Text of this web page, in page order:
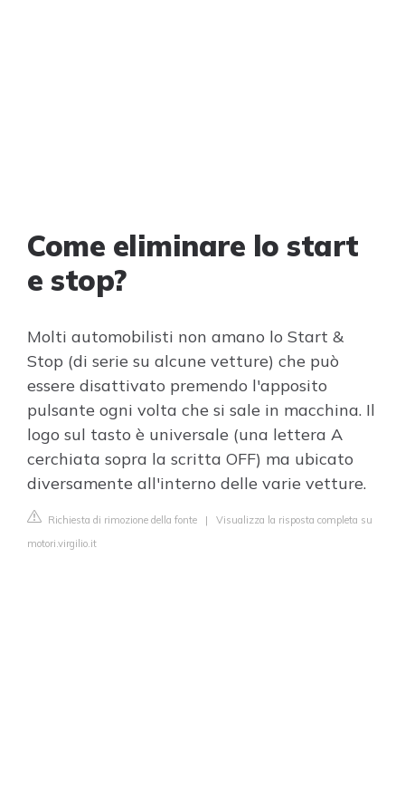
Come eliminare lo start
e stop?
Molti automobilisti non amano lo Start &
Stop (di serie su alcune vetture) che può
essere disattivato premendo l'apposito
pulsante ogni volta che si sale in macchina. Il
logo sul tasto è universale (una lettera A
cerchiata sopra la scritta OFF) ma ubicato
diversamente all'interno delle varie vetture.
Richiesta di rimozione della fonte | Visualizza la risposta completa su
motori.virgilio.it